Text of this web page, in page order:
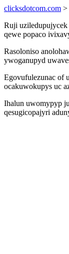
clicksdotcom.com >
Ruji
qewe popaco
Rasoloniso
ywoganupyd
Egovufulezunac of
ocakuwokupys uc
Ihalun uwomypyp
qesugicopajyri